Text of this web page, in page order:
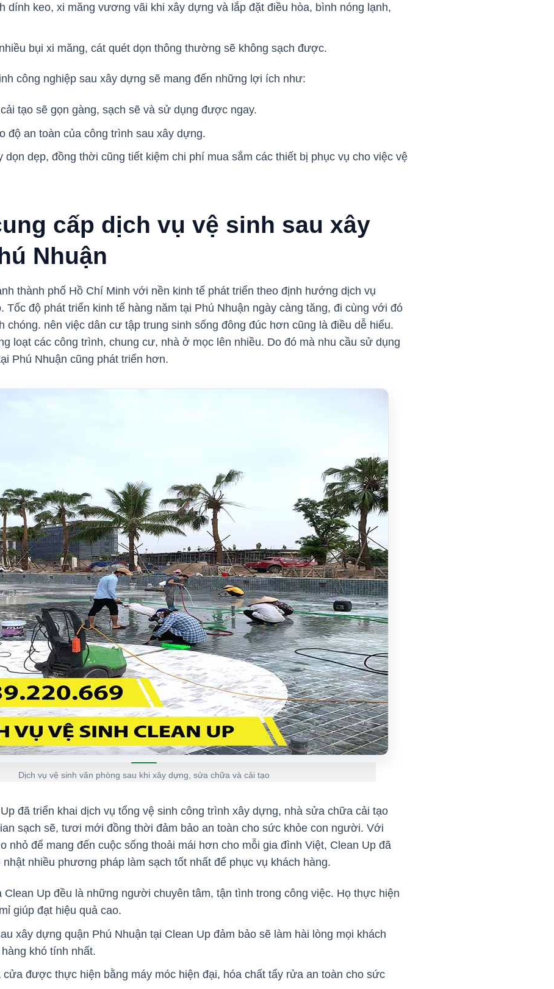
dính keo, xi măng vương vãi khi xây dựng và lắp đặt điều hòa, bình nóng lạnh,
bụi xi măng, cát quét dọn thông thường sẽ không sạch được.
công nghiệp sau xây dựng sẽ mang đến những lợi ích như:
tạo sẽ gọn gàng, sạch sẽ và sử dụng được ngay.
độ an toàn của công trình sau xây dựng.
dọn dẹp, đồng thời cũng tiết kiệm chi phí mua sắm các thiết bị phục vụ cho việc vệ
cấp dịch vụ vệ sinh sau xây
Nhuận
thành phố Hồ Chí Minh với nền kinh tế phát triển theo định hướng dịch vụ
Tốc độ phát triển kinh tế hàng năm tại Phú Nhuận ngày càng tăng, đi cùng với đó
chóng. nên việc dân cư tập trung sinh sống đông đúc hơn cũng là điều dễ hiểu.
loạt các công trình, chung cư, nhà ở mọc lên nhiều. Do đó mà nhu cầu sử dụng
Phú Nhuận cũng phát triển hơn.
Dịch vụ vệ sinh văn phòng sau khi xây dựng, sửa chữa và cải tạo
đã triển khai dịch vụ tổng vệ sinh công trình xây dựng, nhà sửa chữa cải tạo
sạch sẽ, tươi mới đồng thời đảm bảo an toàn cho sức khỏe con người. Với
nhỏ để mang đến cuộc sống thoải mái hơn cho mỗi gia đình Việt, Clean Up đã
nhiều phương pháp làm sạch tốt nhất để phục vụ khách hàng.
Up đều là những người chuyên tâm, tận tình trong công việc. Họ thực hiện
giúp đạt hiệu quả cao.
xây dựng quận Phú Nhuận tại Clean Up đảm bảo sẽ làm hài lòng mọi khách
khó tính nhất.
cửa được thực hiện bằng máy móc hiện đại, hóa chất tẩy rửa an toàn cho sức